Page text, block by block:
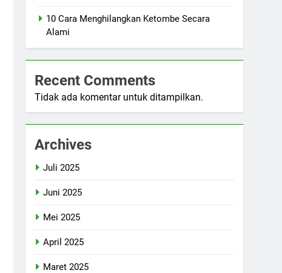
10 Cara Menghilangkan Ketombe Secara
Alami
Recent Comments
Tidak ada komentar untuk ditampilkan.
Archives
Juli 2025
Juni 2025
Mei 2025
April 2025
Maret 2025